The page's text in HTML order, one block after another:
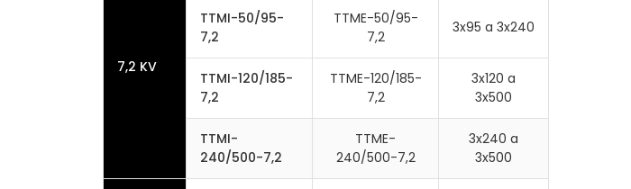
7,2 KV
TTMI-50/95-
7,2
TTME-50/95-
7,2
3x95 a 3x240
TTMI-120/185-
7,2
TTME-120/185-
7,2
3x120 a
3x500
TTMI-
240/500-7,2
TTME-
240/500-7,2
3x240 a
3x500